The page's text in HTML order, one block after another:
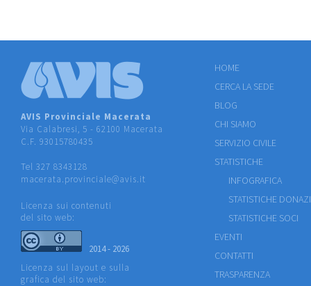
AVIS Provinciale Macerata
Via Calabresi, 5 - 62100 Macerata
C.F. 93015780435
Tel 327 8343128
macerata.provinciale@avis.it
Licenza sui contenuti
del sito web:
2014 - 2026
Licenza sul layout e sulla
grafica del sito web:
HOME
CERCA LA SEDE
BLOG
CHI SIAMO
SERVIZIO CIVILE
STATISTICHE
INFOGRAFICA
STATISTICHE
STATISTICHE SOCI
EVENTI
CONTATTI
TRASPARENZA